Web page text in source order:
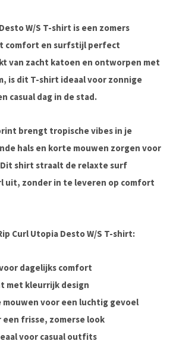
W/S T-shirt is een zomers
comfort en surfstijl perfect
van zacht katoen en ontworpen met
is dit T-shirt ideaal voor zonnige
casual dag in de stad.
brengt tropische vibes in je
hals en korte mouwen zorgen voor
shirt straalt de relaxte surf
uit, zonder in te leveren op comfort
Curl Utopia Desto W/S T-shirt:
dagelijks comfort
met kleurrijk design
mouwen voor een luchtig gevoel
een frisse, zomerse look
voor casual outfits